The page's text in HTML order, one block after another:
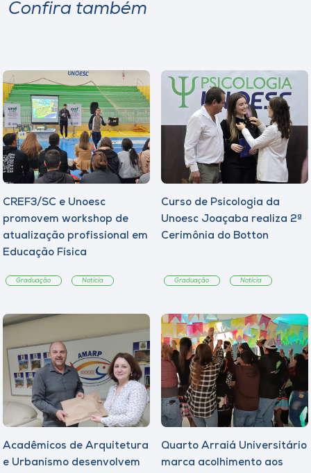
Confira também
CREF3/SC e Unoesc
promovem workshop de
atualização profissional em
Educação Física
Graduação Notícia
Curso de Psicologia da
Unoesc Joaçaba realiza 2ª
Cerimônia do Botton
Graduação Notícia
Acadêmicos de Arquitetura
e Urbanismo desenvolvem
Quarto Arraiá Universitário
marca acolhimento aos